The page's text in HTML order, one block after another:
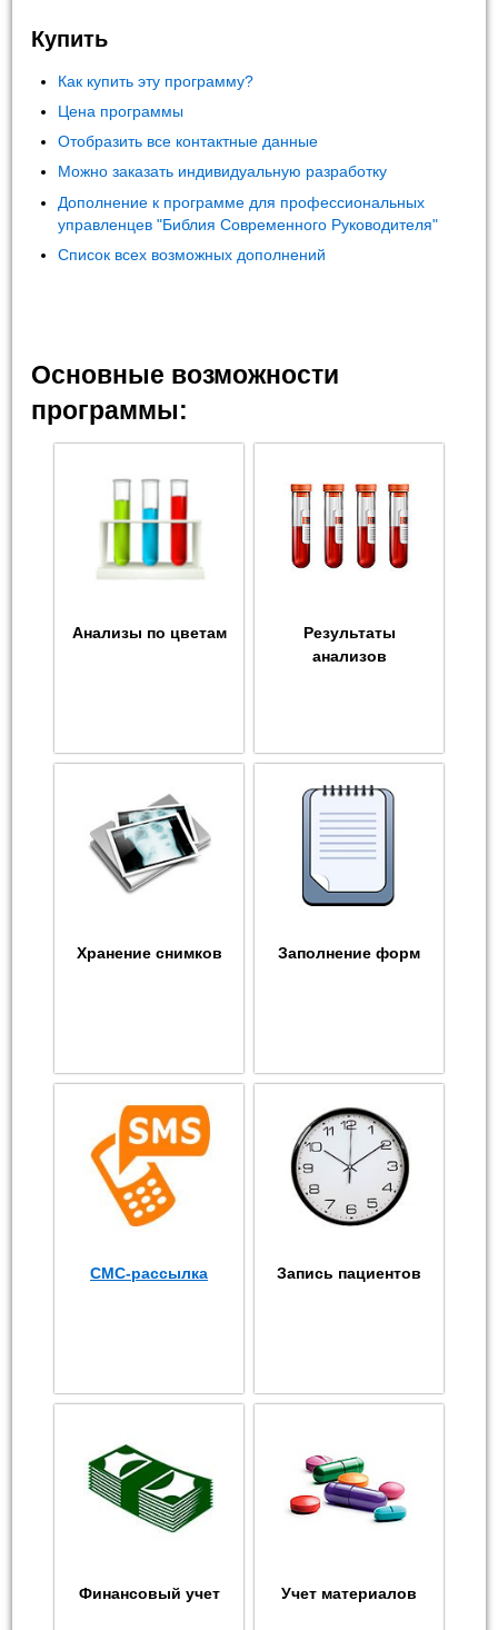
Купить
Как купить эту программу?
Цена программы
Отобразить все контактные данные
Можно заказать индивидуальную разработку
Дополнение к программе для профессиональных
управленцев "Библия Современного Руководителя"
Список всех возможных дополнений
Основные возможности
программы:
Анализы по цветам
Результаты
анализов
Хранение снимков Заполнение форм
СМС-рассылка Запись пациентов
Финансовый учет Учет материалов